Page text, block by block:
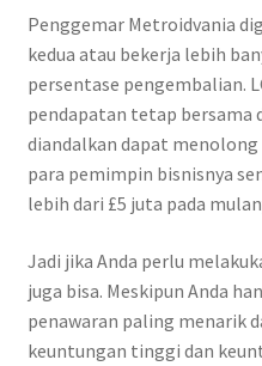
Penggemar Metroidvania
kedua atau bekerja lebih
persentase pengembalian.
pendapatan tetap bersama
diandalkan dapat
para pemimpin bisnisnya
lebih dari £5 juta pada
Jadi jika Anda perlu
juga bisa. Meskipun Anda
penawaran paling menarik
keuntungan tinggi dan